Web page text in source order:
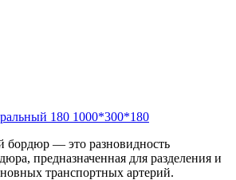
180 1000*300*180
бордюр — это разновидность
предназначенная для разделения и
транспортных артерий.